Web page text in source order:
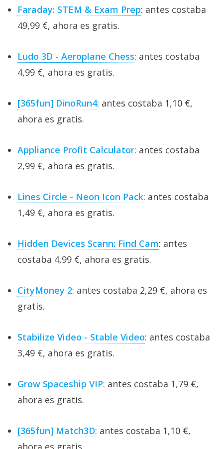
Faraday: STEM & Exam Prep: antes costaba
49,99 €, ahora es gratis.
Ludo 3D - Aeroplane Chess: antes costaba
4,99 €, ahora es gratis.
[365fun] DinoRun4: antes costaba 1,10 €,
ahora es gratis.
Appliance Profit Calculator: antes costaba
2,99 €, ahora es gratis.
Lines Circle - Neon Icon Pack: antes costaba
1,49 €, ahora es gratis.
Hidden Devices Scann: Find Cam: antes
costaba 4,99 €, ahora es gratis.
CityMoney 2: antes costaba 2,29 €, ahora es
gratis.
Stabilize Video - Stable Video: antes costaba
3,49 €, ahora es gratis.
Grow Spaceship VIP: antes costaba 1,79 €,
ahora es gratis.
[365fun] Match3D: antes costaba 1,10 €,
ahora es gratis.